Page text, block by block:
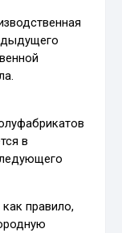
в
правило,